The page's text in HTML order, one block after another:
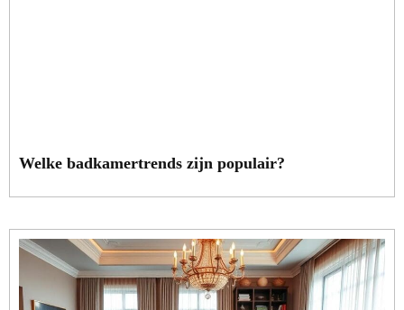
Welke badkamertrends zijn populair?